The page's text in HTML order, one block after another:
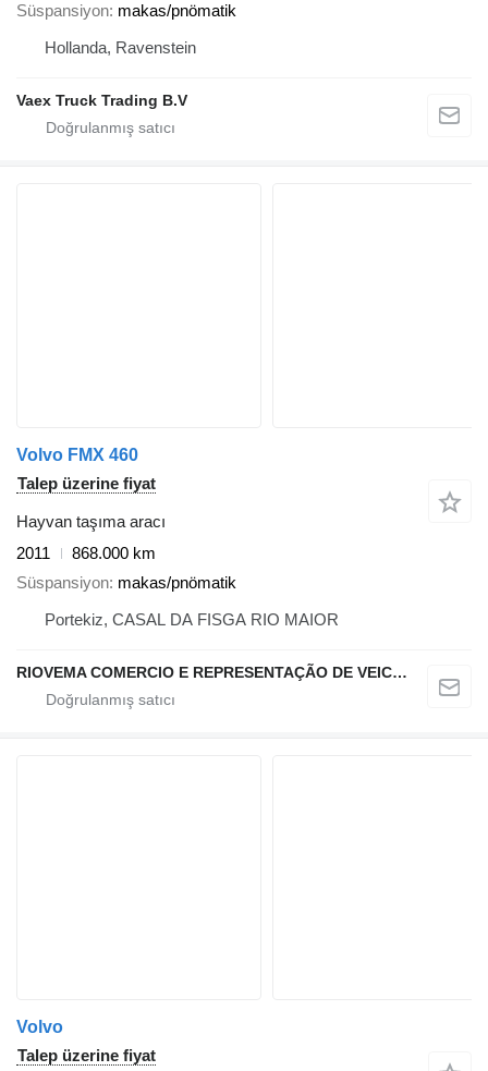
Süspansiyon makas/pnömatik
Hollanda, Ravenstein
Vaex Truck Trading B.V
Volvo FMX 460
Talep üzerine fiyat
Hayvan taşıma aracı
2011
868.000 km
Süspansiyon makas/pnömatik
Portekiz, CASAL DA FISGA RIO MAIOR
RIOVEMA COMERCIO E REPRESENTAÇÃO DE VEICULOS E MAQUINAS LDA
Volvo
Talep üzerine fiyat